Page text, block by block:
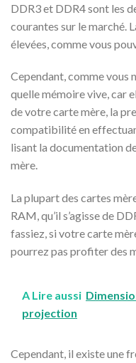
DDR3 et DDR4 sont les
courantes sur le marché.
élevées, comme vous
Cependant, comme vous
quelle mémoire vive, car
de votre carte mère, la
compatibilité en
lisant la documentation
mère.
La plupart des cartes
RAM, qu’il s’agisse de
fassiez, si votre carte
pourrez pas profiter des
A Lire aussi
projection
Cependant, il existe une